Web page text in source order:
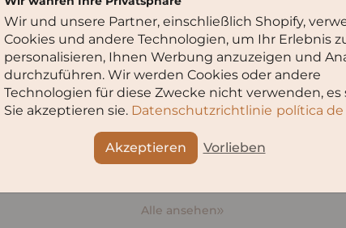
под
Добавить в корзину
Виски Джимшер Цинандали
€45,90
Alle ansehen
Wir und unsere Partner, einschließlich Shopify,
Cookies und andere Technologien, um Ihr Erlebnis
personalisieren, Ihnen Werbung anzuzeigen und
durchzuführen. Wir werden Cookies oder andere
Technologien für diese Zwecke nicht verwenden, es
Sie akzeptieren sie. Datenschutzrichtlinie política
Akzeptieren Vorlieben